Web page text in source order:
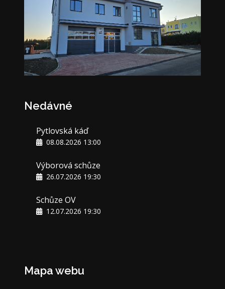
Nedávné
Pytlovská káď
08.08.2026 13:00
Výborová schůze
26.07.2026 19:30
Schůze OV
12.07.2026 19:30
Mapa webu